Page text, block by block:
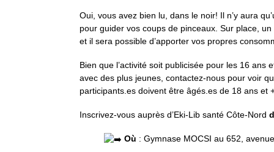
Oui, vous avez bien lu, dans le noir! Il n’y aura
pour guider vos coups de pinceaux. Sur place,
et il sera possible d’apporter vos propres
Bien que l’activité soit publicisée pour les 16
avec des plus jeunes, contactez-nous pour voir
participants.es doivent être âgés.es de 18 ans et
Inscrivez-vous auprès d’Eki-Lib santé Côte-Nord
Où : Gymnase MOCSI au 652,